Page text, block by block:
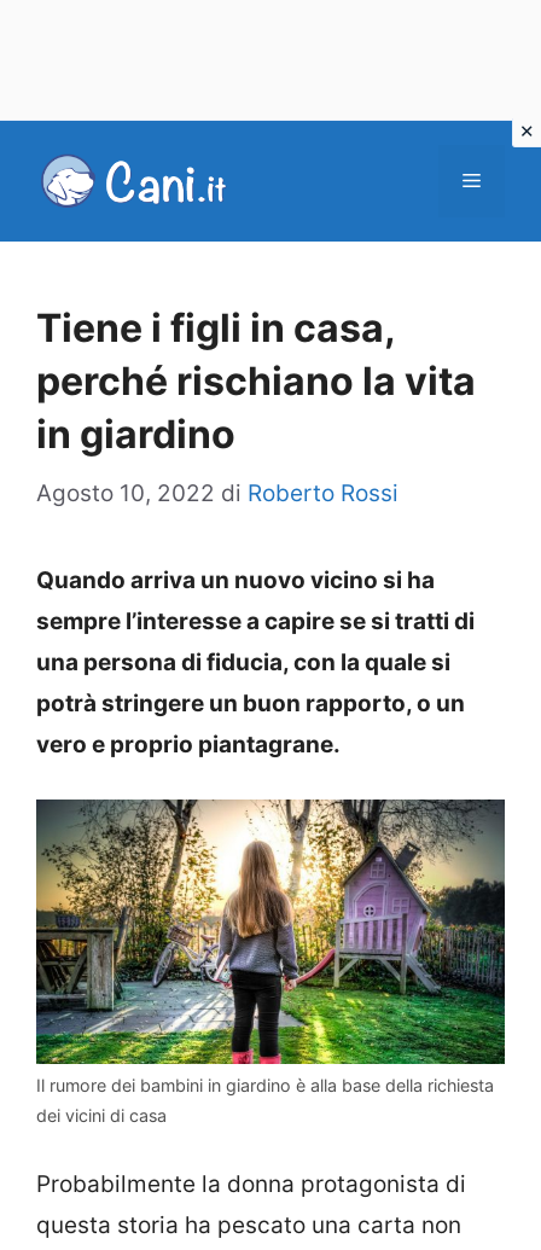
Menu
Tiene i figli in casa,
perché rischiano la vita
in giardino
Agosto 10, 2022 di Roberto Rossi
Quando arriva un nuovo vicino si ha
sempre l’interesse a capire se si tratti di
una persona di fiducia, con la quale si
potrà stringere un buon rapporto, o un
vero e proprio piantagrane.
Il rumore dei bambini in giardino è alla base della richiesta
dei vicini di casa
Probabilmente la donna protagonista di
questa storia ha pescato una carta non